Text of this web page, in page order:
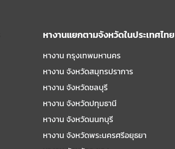
หางานแยกตามจังหวัดในประเทศไทย
หางาน กรุงเทพมหานคร
หางาน จังหวัดสมุทรปราการ
หางาน จังหวัดชลบุรี
หางาน จังหวัดปทุมธานี
หางาน จังหวัดนนทบุรี
หางาน จังหวัดพระนครศรีอยุธยา